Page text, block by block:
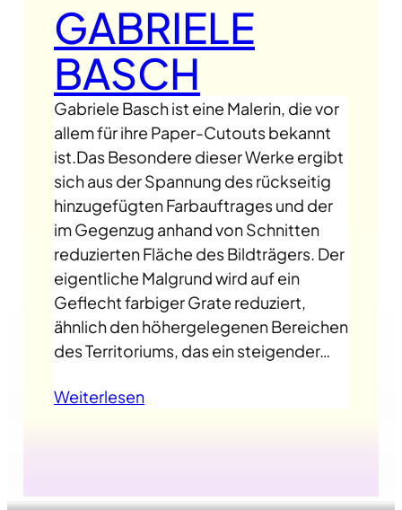
GABRIELE
BASCH
Gabriele Basch ist eine Malerin, die vor
allem für ihre Paper-Cutouts bekannt
ist.Das Besondere dieser Werke ergibt
sich aus der Spannung des rückseitig
hinzugefügten Farbauftrages und der
im Gegenzug anhand von Schnitten
reduzierten Fläche des Bildträgers. Der
eigentliche Malgrund wird auf ein
Geflecht farbiger Grate reduziert,
ähnlich den höhergelegenen Bereichen
des Territoriums, das ein steigender…
Weiterlesen